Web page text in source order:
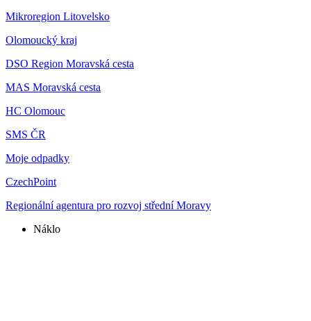
Mikroregion Litovelsko
Olomoucký kraj
DSO Region Moravská cesta
MAS Moravská cesta
HC Olomouc
SMS ČR
Moje odpadky
CzechPoint
Regionální agentura pro rozvoj střední Moravy
Náklo